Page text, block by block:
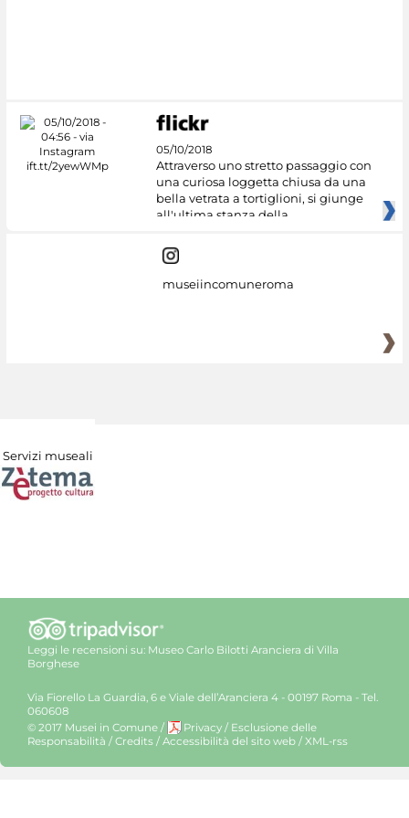
05/10/2018
Attraverso uno stretto passaggio con
una curiosa loggetta chiusa da una
bella vetrata a tortiglioni, si giunge
all'ultima stanza della
museiincomuneroma
Servizi museali
Leggi le recensioni su: Museo Carlo Bilotti Aranciera di Villa
Borghese
Via Fiorello La Guardia, 6 e Viale dell’Aranciera 4 - 00197 Roma - Tel.
060608
© 2017 Musei in Comune / Privacy / Esclusione delle
Responsabilità / Credits / Accessibilità del sito web / XML-rss